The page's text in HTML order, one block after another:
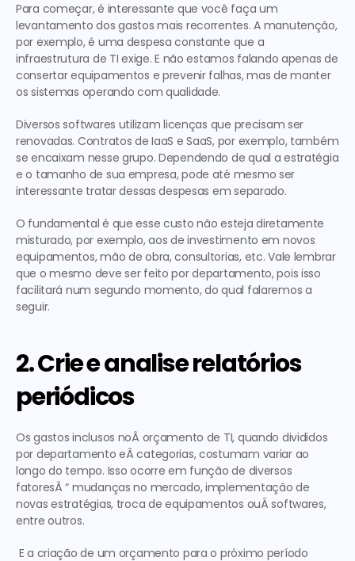
Para começar, é interessante que você faça um
levantamento dos gastos mais recorrentes. A manutenção,
por exemplo, é uma despesa constante que a
infraestrutura de TI exige. E não estamos falando apenas de
consertar equipamentos e prevenir falhas, mas de manter
os sistemas operando com qualidade.
Diversos softwares utilizam licenças que precisam ser
renovadas. Contratos de IaaS e SaaS, por exemplo, também
se encaixam nesse grupo. Dependendo de qual a estratégia
e o tamanho de sua empresa, pode até mesmo ser
interessante tratar dessas despesas em separado.
O fundamental é que esse custo não esteja diretamente
misturado, por exemplo, aos de investimento em novos
equipamentos, mão de obra, consultorias, etc. Vale lembrar
que o mesmo deve ser feito por departamento, pois isso
facilitará num segundo momento, do qual falaremos a
seguir.
2. Crie e analise relatórios
periódicos
Os gastos inclusos noÂ orçamento de TI, quando divididos
por departamento eÂ categorias, costumam variar ao
longo do tempo. Isso ocorre em função de diversos
fatoresÂ “ mudanças no mercado, implementação de
novas estratégias, troca de equipamentos ouÂ softwares,
entre outros.